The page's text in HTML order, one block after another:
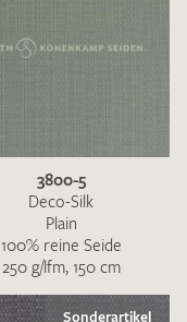
3800-5
Deco-Silk
Plain
100% reine Seide
250 g/lfm, 150 cm
Sonderartikel